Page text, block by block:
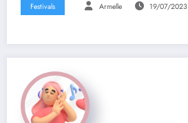
Festivals Armelle 19/07/2023